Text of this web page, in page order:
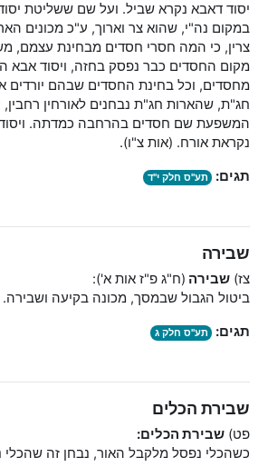
יסוד דאבא נקרא שביל. ועל שם ששליטת
במקום נה"י, שהוא צר וארוך, ע"כ מכונים
צרין, כי המה חסרי חסדים מבחינת עצמם,
מקום החסדים כבר נפסק בחזה, ויסוד אבא
מחסדים, וכל בחינת החסדים שבהם יורדים
חג"ת, שהארות חג"ת נבחנים לאורחין
המשפעת שם חסדים בהרחבה כמדתה.
נקראת אורח. (אות צ"ו).
תגים: תע"ס חלק י"ד
שבירה
צז) שבירה (ח"ג פ"ז אות א'):
ביטול הגבול שבמסך, מכונה בקיעה ושבירה.
תגים: תע"ס חלק ג
שבירת הכלים
פט) שבירת הכלים:
כשהכלי נפסל מלקבל האור, נבחן זה